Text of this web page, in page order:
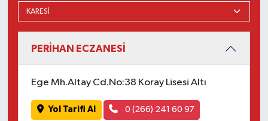
PERİHAN ECZANESİ
Ege Mh.Altay Cd.No:38 Koray Lisesi Altı
Yol Tarifi Al 0 (266) 241 60 97
Savaştepe
SEYAHAT
Sındırgı